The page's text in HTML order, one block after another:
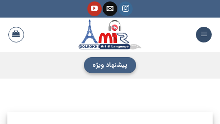
به
محتوا
پیشنهاد ویژه